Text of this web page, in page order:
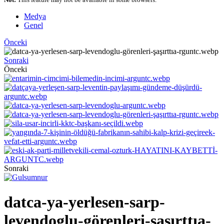
Medya
Genel
Önceki
Sonraki
Önceki
Sonraki
datca-ya-yerlesen-sarp-